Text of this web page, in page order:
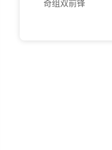
奇组双前锋